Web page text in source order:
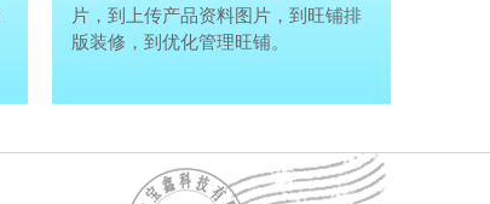
化等一体化移动营销解决方案，挖掘
亿万手机用户商机。
片，到上传产品资料图片，到旺铺排
版装修，到优化管理旺铺。